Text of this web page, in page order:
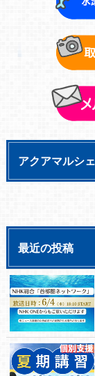
アクアマルシ
最近の投稿